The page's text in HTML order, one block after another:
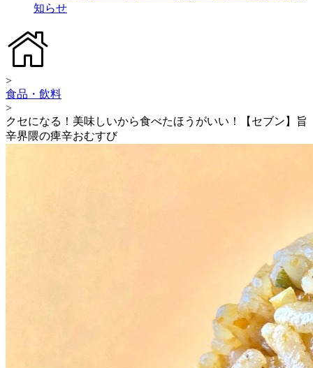
知らせ
>
食品・飲料
>
クセになる！美味しいから食べたほうがいい！【セブン】旨
辛界隈の痺辛おむすび